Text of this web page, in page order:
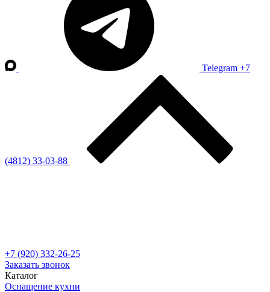
Telegram +7
(4812) 33-03-88
+7 (920) 332-26-25
Заказать звонок
Каталог
Оснащение кухни